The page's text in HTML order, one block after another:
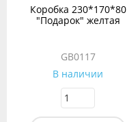
Коробка 230*170*80
"Подарок" желтая
GB0117
В наличии